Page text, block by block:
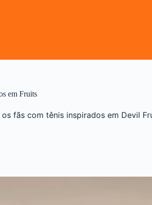
em Fruits
fãs com tênis inspirados em Devil